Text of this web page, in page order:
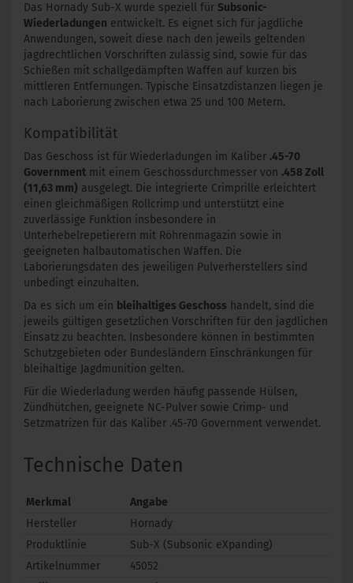
Das Hornady Sub-X wurde speziell für Subsonic-
Wiederladungen entwickelt. Es eignet sich für jagdliche
Anwendungen, soweit diese nach den jeweils geltenden
jagdrechtlichen Vorschriften zulässig sind, sowie für das
Schießen mit schallgedämpften Waffen auf kurzen bis
mittleren Entfernungen. Typische Einsatzdistanzen liegen je
nach Laborierung zwischen etwa 25 und 100 Metern.
Kompatibilität
Das Geschoss ist für Wiederladungen im Kaliber .45-70
Government mit einem Geschossdurchmesser von .458 Zoll
(11,63 mm) ausgelegt. Die integrierte Crimprille erleichtert
einen gleichmäßigen Rollcrimp und unterstützt eine
zuverlässige Funktion insbesondere in
Unterhebelrepetierern mit Röhrenmagazin sowie in
geeigneten halbautomatischen Waffen. Die
Laborierungsdaten des jeweiligen Pulverherstellers sind
unbedingt einzuhalten.
Da es sich um ein bleihaltiges Geschoss handelt, sind die
jeweils gültigen gesetzlichen Vorschriften für den jagdlichen
Einsatz zu beachten. Insbesondere können in bestimmten
Schutzgebieten oder Bundesländern Einschränkungen für
bleihaltige Jagdmunition gelten.
Für die Wiederladung werden häufig passende Hülsen,
Zündhütchen, geeignete NC-Pulver sowie Crimp- und
Setzmatrizen für das Kaliber .45-70 Government verwendet.
Technische Daten
Merkmal
Angabe
Hersteller
Hornady
Produktlinie
Sub-X (Subsonic eXpanding)
Artikelnummer
45052